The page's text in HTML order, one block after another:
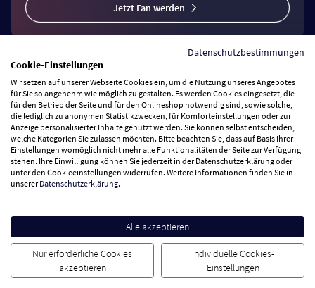
Jetzt Fan werden
Vertrag widerrufen
Zahlungsarten
Wir versenden mit
Besuchen Sie uns
Cookie Einstellungen AGB Datenschutz Impressum
Datenschutzbestimmungen
Cookie-Einstellungen
Wir setzen auf unserer Webseite Cookies ein, um die Nutzung unseres Angebotes
für Sie so angenehm wie möglich zu gestalten. Es werden Cookies eingesetzt, die
für den Betrieb der Seite und für den Onlineshop notwendig sind, sowie solche,
die lediglich zu anonymen Statistikzwecken, für Komforteinstellungen oder zur
Anzeige personalisierter Inhalte genutzt werden. Sie können selbst entscheiden,
welche Kategorien Sie zulassen möchten. Bitte beachten Sie, dass auf Basis Ihrer
Einstellungen womöglich nicht mehr alle Funktionalitäten der Seite zur Verfügung
stehen. Ihre Einwilligung können Sie jederzeit in der Datenschutzerklärung oder
unter den Cookieeinstellungen widerrufen. Weitere Informationen finden Sie in
unsererDatenschutzerklärung.
Alle akzeptieren
Nur erforderliche Cookies
akzeptieren
Individuelle Cookies-
Einstellungen